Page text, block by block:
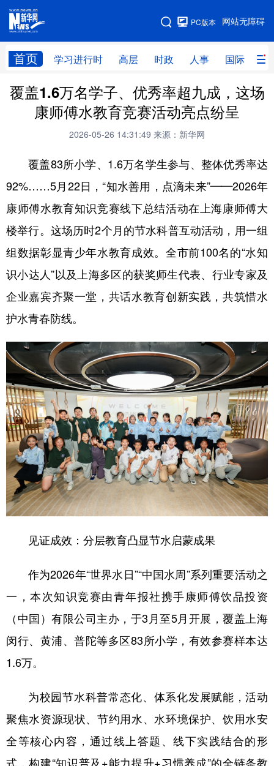
网站无障碍
PC版本
首页 学习进行时 高层 时政 人事 国际 财
网站地图
学习进行时 高层 时政 人事
国际 财经 网评 港澳
科技 科创 量子 体育
健康
法律 中央文件 金融 汽车
食品 人居 信息化 数字经济
学术中国 乡村振兴 银龄 溯源中国
城市
彩票 娱乐 时尚 悦读
公益 一带一路 亚太网 上市公司
文化产业
地方频道
北京 天津 河北 山西
辽宁 吉林 上海 江苏
广东 广西 海南 重庆
四川 贵州 云南 西藏
多语种频道
English Español Français عربى
覆盖1.6万名学子、优秀率超九成，这场
康师傅水教育竞赛活动亮点纷呈
2026-05-26 14:31:49 来源：新华网
覆盖83所小学、1.6万名学生参与、整体优秀率达
92%……5月22日，“知水善用，点滴未来”——2026年
康师傅水教育知识竞赛线下总结活动在上海康师傅大
楼举行。这场历时2个月的节水科普互动活动，用一组
组数据彰显青少年水教育成效。全市前100名的“水知
识小达人”以及上海多区的获奖师生代表、行业专家及
企业嘉宾齐聚一堂，共话水教育创新实践，共筑惜水
护水青春防线。
见证成效：分层教育凸显节水启蒙成果
作为2026年“世界水日”“中国水周”系列重要活动之
一，本次知识竞赛由青年报社携手康师傅饮品投资
（中国）有限公司主办，于3月至5月开展，覆盖上海
闵行、黄浦、普陀等多区83所小学，有效参赛样本达
1.6万。
为校园节水科普常态化、体系化发展赋能，活动
聚焦水资源现状、节约用水、水环境保护、饮用水安
全等核心内容，通过线上答题、线下实践结合的形
式，构建“知识普及+能力提升+习惯养成”的全链条教